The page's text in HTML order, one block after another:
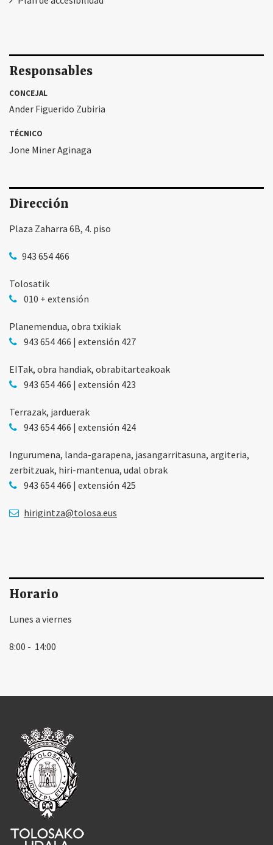
Responsables
CONCEJAL
Ander Figuerido Zubiria
TÉCNICO
Jone Miner Aginaga
Dirección
Plaza Zaharra 6B, 4. piso
943 654 466
Tolosatik
010 + extensión
Planemendua, obra txikiak
943 654 466 | extensión 427
EITak, obra handiak, obrabitarteakoak
943 654 466 | extensión 423
Terrazak, jarduerak
943 654 466 | extensión 424
Ingurumena, landa-garapena, jasangarritasuna, argiteria,
zerbitzuak, hiri-mantenua, udal obrak
943 654 466 | extensión 425
hirigintza@tolosa.eus
Horario
Lunes a viernes
8:00 - 14:00